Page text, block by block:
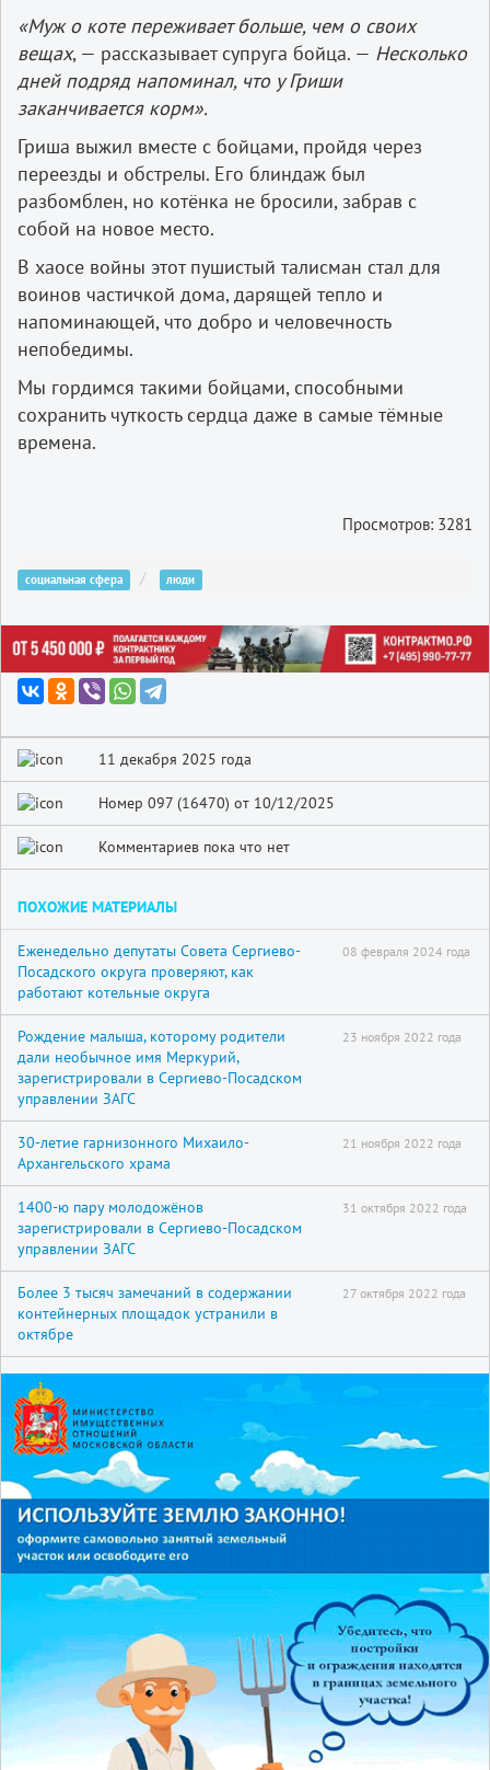
«Муж о коте переживает больше, чем о своих
вещах, — рассказывает супруга бойца. — Несколько
дней подряд напоминал, что у Гриши
заканчивается корм».
Гриша выжил вместе с бойцами, пройдя через
переезды и обстрелы. Его блиндаж был
разбомблен, но котёнка не бросили, забрав с
собой на новое место.
В хаосе войны этот пушистый талисман стал для
воинов частичкой дома, дарящей тепло и
напоминающей, что добро и человечность
непобедимы.
Мы гордимся такими бойцами, способными
сохранить чуткость сердца даже в самые тёмные
времена.
Просмотров: 3281
социальная сфера люди
11 декабря 2025 года
Номер 097 (16470) от 10/12/2025
Комментариев пока что нет
ПОХОЖИЕ МАТЕРИАЛЫ
Еженедельно депутаты Совета Сергиево-
Посадского округа проверяют, как
работают котельные округа
08 февраля 2024 года
Рождение малыша, которому родители
дали необычное имя Меркурий,
зарегистрировали в Сергиево-Посадском
управлении ЗАГС
23 ноября 2022 года
30-летие гарнизонного Михаило-
Архангельского храма
21 ноября 2022 года
1400-ю пару молодожёнов
зарегистрировали в Сергиево-Посадском
управлении ЗАГС
31 октября 2022 года
Более 3 тысяч замечаний в содержании
контейнерных площадок устранили в
октябре
27 октября 2022 года